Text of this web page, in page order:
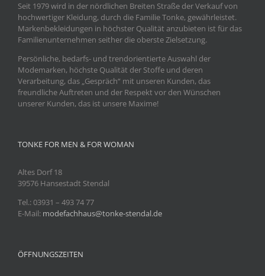
Seit 1979 wird in der nördlichen Breiten Straße der Verkauf von
hochwertiger Kleidung, durch die Familie Tonke, gewährleistet.
Markenbekleidungen in höchster Qualität anzubieten ist für das
Familienunternehmen seither die oberste Zielsetzung.
Persönliche, bedarfs- und trendorientierte Auswahl der
Modemarken, höchste Qualität der Stoffe und deren
Verarbeitung, das „Gespräch“ mit unseren Kunden, das
freundliche Auftreten und der Respekt vor den Wünschen
unserer Kunden, das ist unsere Maxime!
TONKE FOR MEN & FOR WOMAN
Altes Dorf 18
39576 Hansestadt Stendal
Tel.: 03931 – 493 74 77
E-Mail: modefachhaus@tonke-stendal.de
ÖFFNUNGSZEITEN